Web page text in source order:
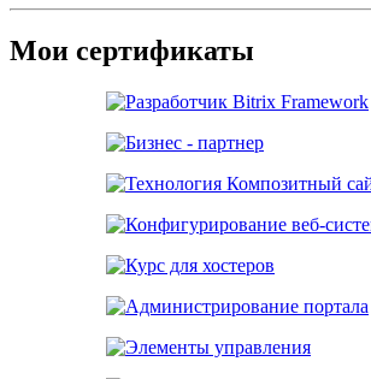
Мои сертификаты